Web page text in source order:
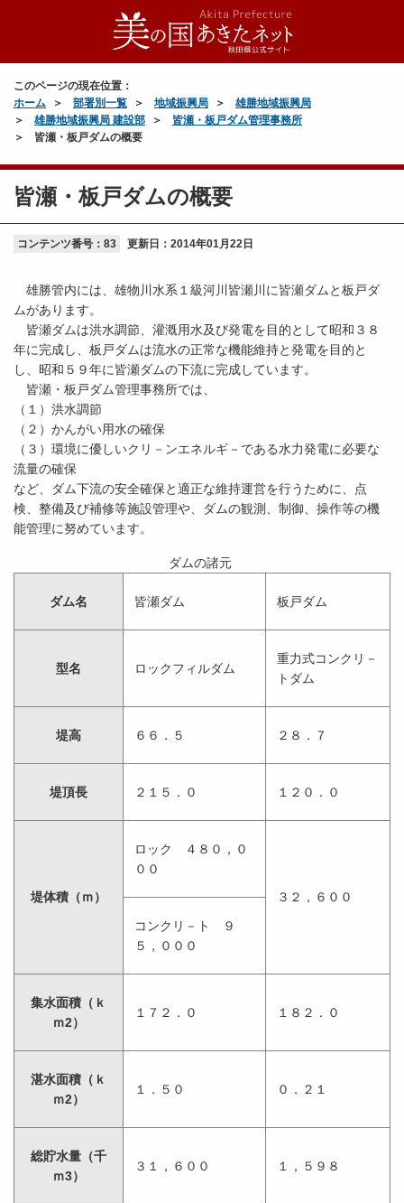
このページの現在位置：
ホーム
部署別一覧 地域振興局
雄勝地域振興局
雄勝地域振興局 建設部
皆瀬・板戸ダム管理事務所
皆瀬・板戸ダムの概要
皆瀬・板戸ダムの概要
コンテンツ番号：83 更新日： 2014年01月22日
雄勝管内には、雄物川水系１級河川皆瀬川に皆瀬ダムと板戸ダ
ムがあります。
皆瀬ダムは洪水調節、灌漑用水及び発電を目的として昭和３８
年に完成し、板戸ダムは流水の正常な機能維持と発電を目的と
し、昭和５９年に皆瀬ダムの下流に完成しています。
皆瀬・板戸ダム管理事務所では、
（１）洪水調節
（２）かんがい用水の確保
（３）環境に優しいクリ－ンエネルギ－である水力発電に必要な
流量の確保
など、ダム下流の安全確保と適正な維持運営を行うために、点
検、整備及び補修等施設管理や、ダムの観測、制御、操作等の機
能管理に努めています。
ダムの諸元
ダム名 皆瀬ダム 板戸ダム
型名 ロックフィルダム
重力式コンクリ－
トダム
堤高 ６６．５ ２８．７
堤頂長 ２１５．０ １２０．０
堤体積（ｍ）
ロック ４８０，０
００
３２，６００
コンクリ－ト ９
５，０００
集水面積（ｋ
ｍ2）
１７２．０ １８２．０
湛水面積（ｋ
ｍ2）
１．５０ ０．２１
総貯水量（千
ｍ3）
３１，６００ １，５９８